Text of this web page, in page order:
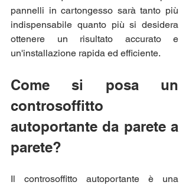
pannelli in cartongesso sarà tanto più
indispensabile quanto più si desidera
ottenere un risultato accurato e
un'installazione rapida ed efficiente.
Come si posa un
controsoffitto
autoportante da parete a
parete?
Il controsoffitto autoportante è una